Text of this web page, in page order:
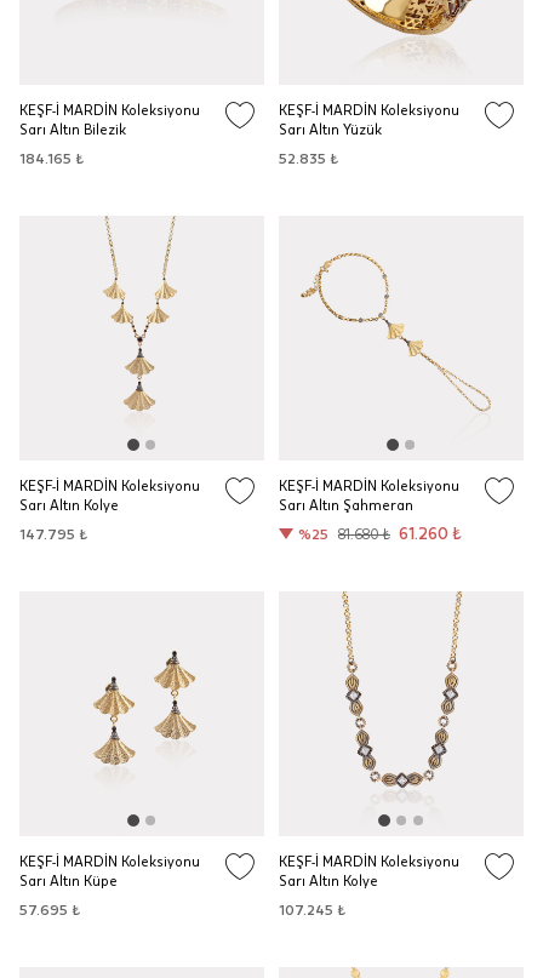
KEŞF-İ MARDİN Koleksiyonu
Sarı Altın Bilezik
184.165 ₺
KEŞF-İ MARDİN Koleksiyonu
Sarı Altın Yüzük
52.835 ₺
KEŞF-İ MARDİN Koleksiyonu
Sarı Altın Kolye
147.795 ₺
KEŞF-İ MARDİN Koleksiyonu
Sarı Altın Şahmeran
%25
81.680 ₺ 61.260 ₺
KEŞF-İ MARDİN Koleksiyonu
Sarı Altın Küpe
57.695 ₺
KEŞF-İ MARDİN Koleksiyonu
Sarı Altın Kolye
107.245 ₺